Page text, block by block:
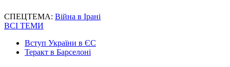
СПЕЦТЕМА: Війна в Ірані
ВСІ ТЕМИ
Вступ України в ЄС
Теракт в Барселоні